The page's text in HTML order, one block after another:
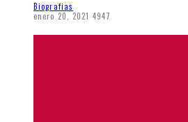
Biografias
enero 20, 2021 4947